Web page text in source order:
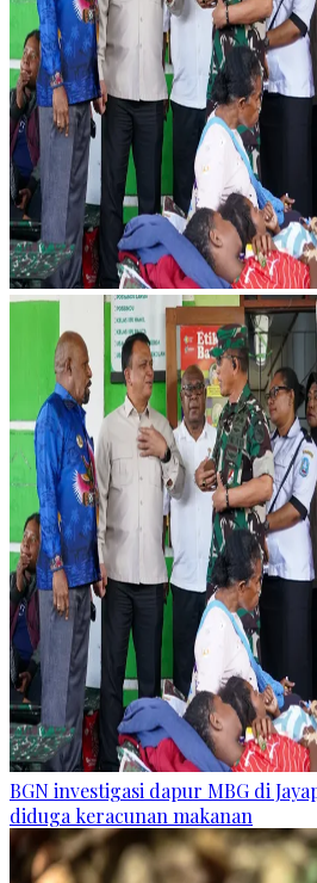
BGN investigasi dapur MBG di
diduga keracunan makanan